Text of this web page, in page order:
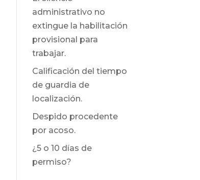
administrativo no
extingue la habilitación
provisional para
trabajar.
Calificación del tiempo
de guardia de
localización.
Despido procedente
por acoso.
¿5 o 10 días de
permiso?